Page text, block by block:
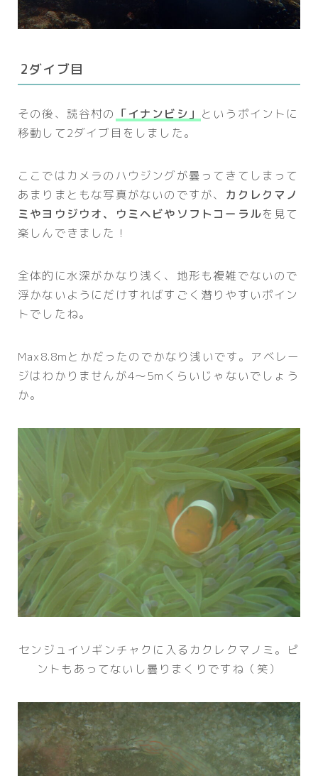
2ダイブ目
その後、読谷村の 「イナンビシ」 というポイントに
移動して2ダイブ目をしました。
ここではカメラのハウジングが曇ってきてしまって
あまりまともな写真がないのですが、 カクレクマノ
ミやヨウジウオ、ウミヘビやソフトコーラルを見て
楽しんできました！
全体的に水深がかなり浅く、地形も複雑でないので
浮かないようにだけすればすごく潜りやすいポイン
トでしたね。
Max8.8mとかだったのでかなり浅いです。アベレー
ジはわかりませんが4～5mくらいじゃないでしょう
か。
センジュイソギンチャクに入るカクレクマノミ。ピ
ントもあってないし曇りまくりですね（笑）